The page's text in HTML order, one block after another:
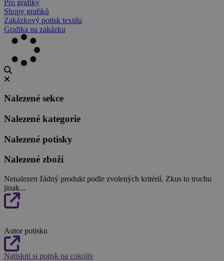
Pro grafiky
Shopy grafiků
Zakázkový potisk textilu
Grafika na zakázku
Nalezené sekce
Nalezené kategorie
Nalezené potisky
Nalezené zboží
Nenalezen žádný produkt podle zvolených kritérií. Zkus to trochu
jinak...
Autor potisku
Natiskni si potisk na cokoliv